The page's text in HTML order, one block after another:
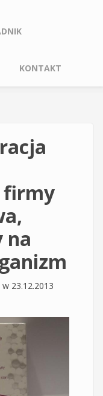
KONTAKT
firmy
na
w 23.12.2013